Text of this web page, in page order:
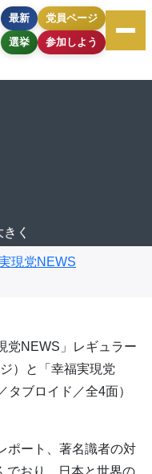
最新
選挙
党員ページ
参加しよう
く
現党NEWS
党NEWS」レギュラー
）と「幸福実現党
ブロイド／全4面）
ポート、著名識者の対
でおり、日本と世界の